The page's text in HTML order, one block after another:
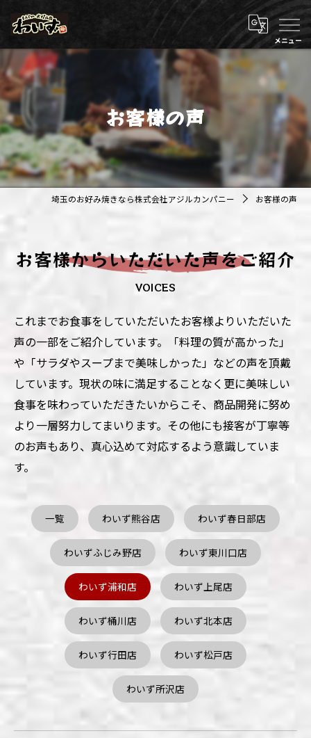
お客様の声
埼玉のお好み焼きなら株式会社アジルカンパニー お客様の声
お客様からいただいた声をご紹介
VOICES
これまでお食事をしていただいたお客様よりいただいた
声の一部をご紹介しています。「料理の質が高かった」
や「サラダやスープまで美味しかった」などの声を頂戴
しています。現状の味に満足することなく更に美味しい
食事を味わっていただきたいからこそ、商品開発に努め
より一層努力してまいります。その他にも接客が丁寧等
のお声もあり、真心込めて対応するよう意識していま
す。
一覧 わいず熊谷店 わいず春日部店
わいずふじみ野店 わいず東川口店
わいず浦和店 わいず上尾店
わいず桶川店 わいず北本店
わいず行田店 わいず松戸店
わいず所沢店